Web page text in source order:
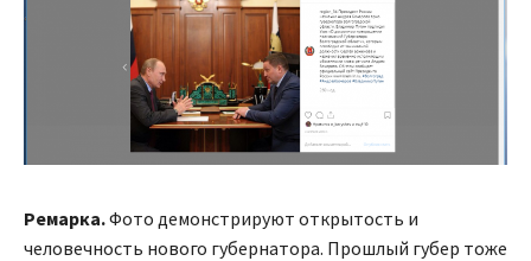
Ремарка.Фото демонстрируют открытость и
человечность нового губернатора. Прошлый губер тоже